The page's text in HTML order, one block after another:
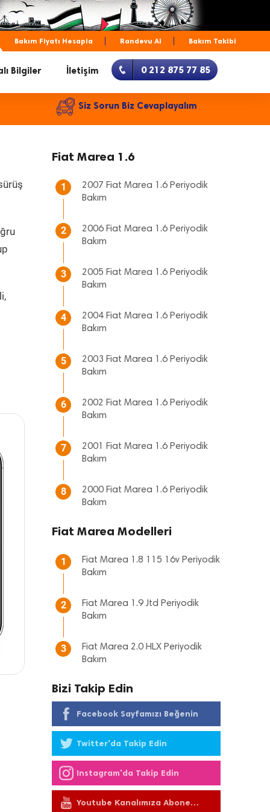
Bakım Fiyatı Hesapla Randevu Al Bakım Takibi
Bilgiler İletişim 0 212 875 77 85
Siz Sorun Biz Cevaplayalım
Fiat Marea 1.6
1
2007 Fiat Marea 1.6 Periyodik
Bakım
2
2006 Fiat Marea 1.6 Periyodik
Bakım
3
2005 Fiat Marea 1.6 Periyodik
Bakım
4
2004 Fiat Marea 1.6 Periyodik
Bakım
5
2003 Fiat Marea 1.6 Periyodik
Bakım
6
2002 Fiat Marea 1.6 Periyodik
Bakım
7
2001 Fiat Marea 1.6 Periyodik
Bakım
8
2000 Fiat Marea 1.6 Periyodik
Bakım
Fiat Marea Modelleri
1
Fiat Marea 1.8 115 16v Periyodik
Bakım
2
Fiat Marea 1.9 Jtd Periyodik
Bakım
3
Fiat Marea 2.0 HLX Periyodik
Bakım
Bizi Takip Edin
Facebook Sayfamızı Beğenin
Twitter'da Takip Edin
Instagram'da Takip Edin
Youtube Kanalımıza Abone